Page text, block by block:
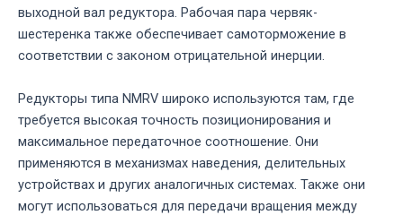
выходной вал редуктора. Рабочая пара червяк-
шестеренка также обеспечивает самоторможение в
соответствии с законом отрицательной инерции.
Редукторы типа NMRV широко используются там, где
требуется высокая точность позиционирования и
максимальное передаточное соотношение. Они
применяются в механизмах наведения, делительных
устройствах и других аналогичных системах. Также они
могут использоваться для передачи вращения между